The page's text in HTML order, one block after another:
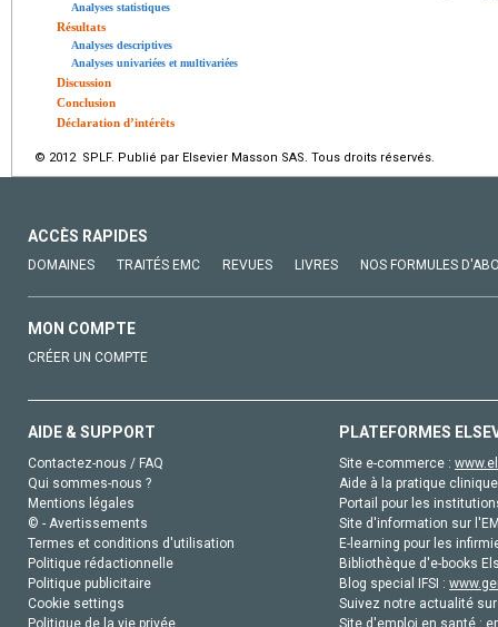
Analyses statistiques
Résultats
Analyses descriptives
Analyses univariées et multivariées
Discussion
Conclusion
Déclaration d’intérêts
© 2012 SPLF. Publié par Elsevier Masson SAS. Tous droits réservés.
ACCÈS RAPIDES
DOMAINES TRAITÉS EMC REVUES LIVRES NOS FORMULES
MON COMPTE
CRÉER UN COMPTE
AIDE & SUPPORT
Contactez-nous / FAQ
Qui sommes-nous ?
Mentions légales
© - Avertissements
Termes et conditions d'utilisation
Politique rédactionnelle
Politique publicitaire
Cookie settings
PLATEFORMES
Site e-commerce :
Aide à la pratique
Portail pour les
Site d'information sur
E-learning pour les
Bibliothèque d'e-books
Blog special IFSI :
Suivez notre actualité